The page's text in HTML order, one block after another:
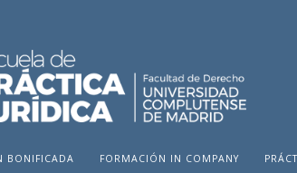
BONIFICADA FORMACIÓN IN COMPANY